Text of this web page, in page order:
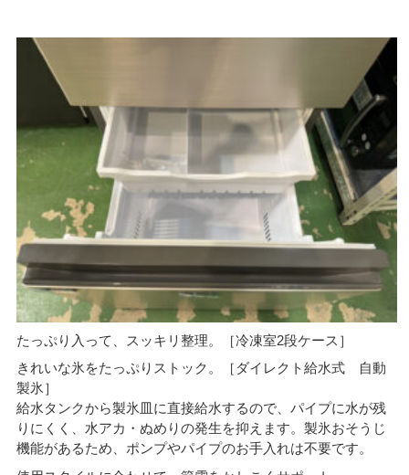
たっぷり入って、スッキリ整理。［冷凍室2段ケース］
きれいな氷をたっぷりストック。［ダイレクト給水式 自動
製氷］
給水タンクから製氷皿に直接給水するので、パイプに水が残
りにくく、水アカ・ぬめりの発生を抑えます。製氷おそうじ
機能があるため、ポンプやパイプのお手入れは不要です。